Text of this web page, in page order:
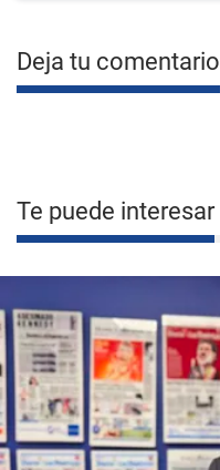
Deja tu comentario
Te puede interesar